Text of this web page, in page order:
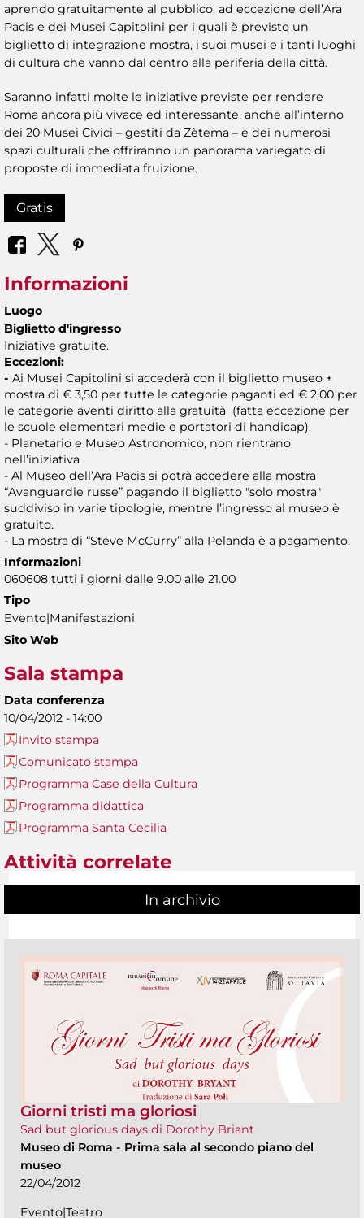
aprendo gratuitamente al pubblico, ad eccezione dell’Ara
Pacis e dei Musei Capitolini per i quali è previsto un
biglietto di integrazione mostra, i suoi musei e i tanti luoghi
di cultura che vanno dal centro alla periferia della città.
Saranno infatti molte le iniziative previste per rendere
Roma ancora più vivace ed interessante, anche all’interno
dei 20 Musei Civici – gestiti da Zètema – e dei numerosi
spazi culturali che offriranno un panorama variegato di
proposte di immediata fruizione.
Gratis
Informazioni
Luogo
Biglietto d'ingresso
Iniziative gratuite.
Eccezioni:
- Ai Musei Capitolini si accederà con il biglietto museo +
mostra di € 3,50 per tutte le categorie paganti ed € 2,00 per
le categorie aventi diritto alla gratuità (fatta eccezione per
le scuole elementari medie e portatori di handicap).
- Planetario e Museo Astronomico, non rientrano
nell’iniziativa
- Al Museo dell’Ara Pacis si potrà accedere alla mostra
“Avanguardie russe” pagando il biglietto "solo mostra"
suddiviso in varie tipologie, mentre l’ingresso al museo è
gratuito.
- La mostra di “Steve McCurry” alla Pelanda è a pagamento.
Informazioni
060608 tutti i giorni dalle 9.00 alle 21.00
Tipo
Evento|Manifestazioni
Sito Web
Sala stampa
Data conferenza
10/04/2012 - 14:00
Invito stampa
Comunicato stampa
Programma Case della Cultura
Programma didattica
Programma Santa Cecilia
Attività correlate
In archivio
Giorni tristi ma gloriosi
Sad but glorious days di Dorothy Briant
Museo di Roma - Prima sala al secondo piano del
museo
22/04/2012
Evento|Teatro